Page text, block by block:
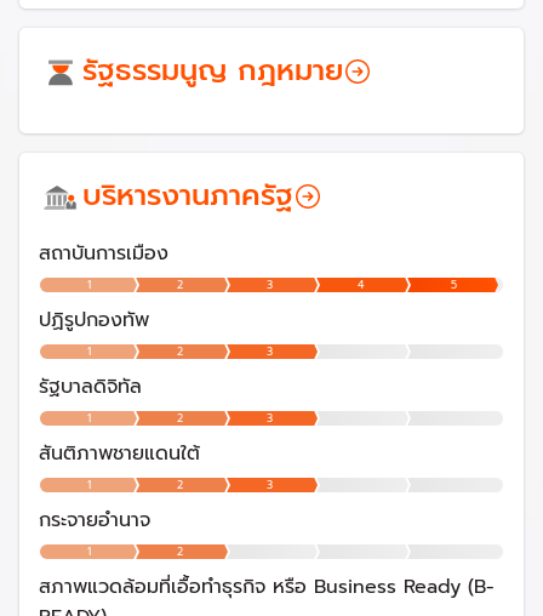
รัฐธรรมนูญ กฎหมาย
บริหารงานภาครัฐ
สถาบันการเมือง
1 2 3 4 5
ปฏิรูปกองทัพ
1 2 3
รัฐบาลดิจิทัล
1 2 3
สันติภาพชายแดนใต้
1 2 3
กระจายอำนาจ
1 2
สภาพแวดล้อมที่เอื้อทำธุรกิจ หรือ Business Ready (B-